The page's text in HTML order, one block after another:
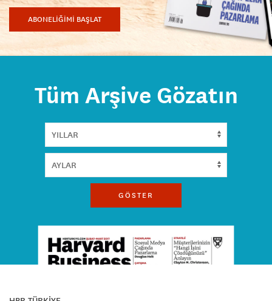
ABONELİĞİMİ BAŞLAT
Tüm Arşive Gözatın
GÖSTER